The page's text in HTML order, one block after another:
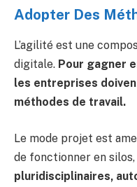
Adopter Des
L’agilité est une
digitale. Pour gagner
les entreprises
méthodes de travail.
Le mode projet est
de fonctionner en silos,
pluridisciplinaires,